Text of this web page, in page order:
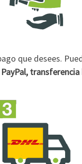
que desees.
PayPal, transferencia